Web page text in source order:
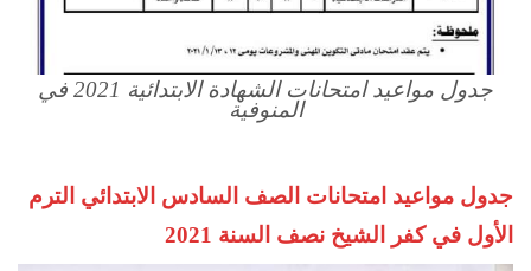
جدول مواعيد امتحانات الشهادة الابتدائية 2021 في
المنوفية
جدول مواعيد امتحانات الصف السادس الابتدائي الترم
الأول في كفر الشيخ نصف السنة 2021